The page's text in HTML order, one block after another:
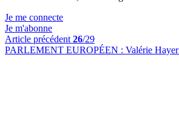
Je me connecte
Je m'abonne
Article précédent 26/29
PARLEMENT EUROPÉEN : Valérie